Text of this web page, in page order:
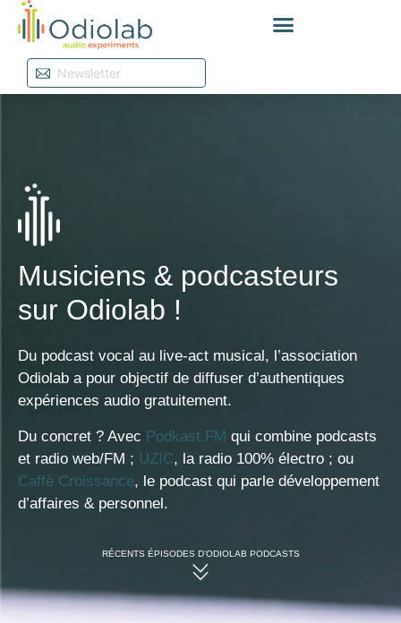
Musiciens & podcasteurs
sur Odiolab !
Du podcast vocal au live-act musical, l’association
Odiolab a pour objectif de diffuser d’authentiques
expériences audio gratuitement.
Du concret ? Avec Podkast.FM qui combine podcasts
et radio web/FM ; UZIC, la radio 100% électro ; ou
Caffè Croissance, le podcast qui parle développement
d’affaires & personnel.
RÉCENTS ÉPISODES D’ODIOLAB PODCASTS